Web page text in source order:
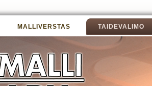
MALLIVERSTAS TAIDEVALIMO